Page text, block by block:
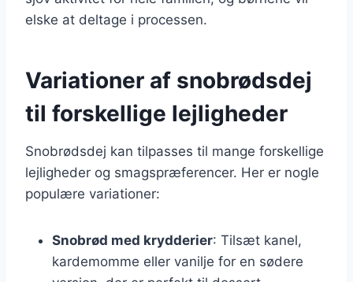
elske at deltage i processen.
Variationer af snobrødsdej
til forskellige lejligheder
Snobrødsdej kan tilpasses til mange forskellige
lejligheder og smagspræferencer. Her er nogle
populære variationer:
Snobrød med krydderier: Tilsæt kanel,
kardemomme eller vanilje for en sødere